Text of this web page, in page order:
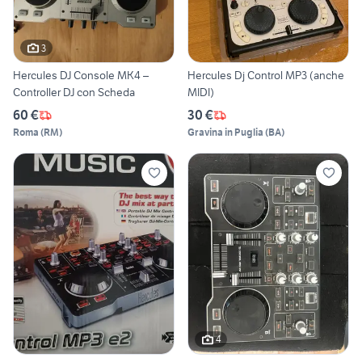
3
Hercules DJ Console MK4 –
Controller DJ con Scheda
60 €
Roma (RM)
Hercules Dj Control MP3 (anche
MIDI)
30 €
Gravina in Puglia (BA)
4